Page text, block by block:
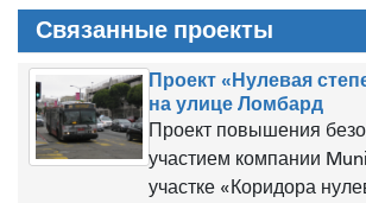
Связанные проекты
Проект «Нулевая
на улице Ломбард
Проект повышения
участием компании
участке «Коридора